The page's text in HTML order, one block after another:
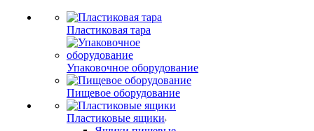
Пластиковая тара
Упаковочное оборудование
Пищевое оборудование
Пластиковые ящики